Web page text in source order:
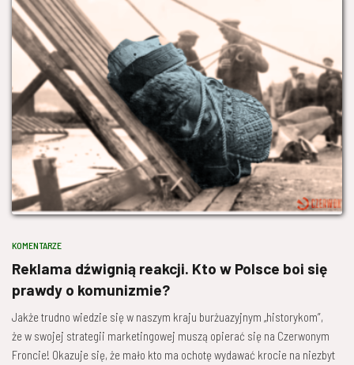
KOMENTARZE
Reklama dźwignią reakcji. Kto w Polsce boi się
prawdy o komunizmie?
Jakże trudno wiedzie się w naszym kraju burżuazyjnym „historykom”,
że w swojej strategii marketingowej muszą opierać się na Czerwonym
Froncie! Okazuje się, że mało kto ma ochotę wydawać krocie na niezbyt